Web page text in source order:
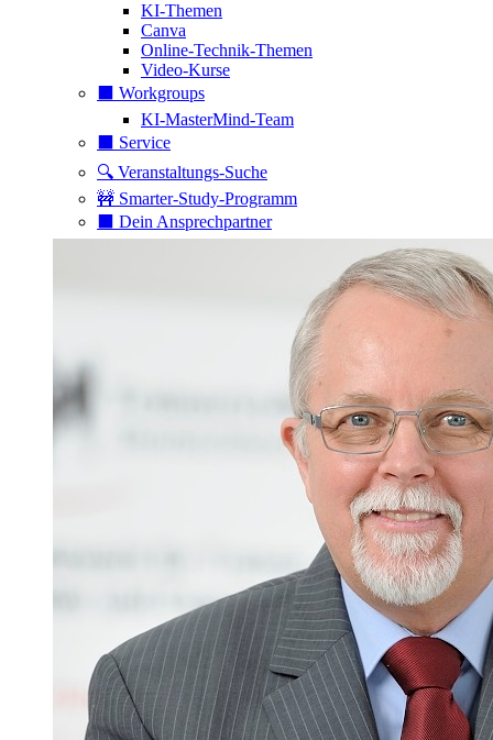
KI-Themen
Canva
Online-Technik-Themen
Video-Kurse
⬛️ Workgroups
KI-MasterMind-Team
⬛️ Service
🔍 Veranstaltungs-Suche
🚧 Smarter-Study-Programm
⬛️ Dein Ansprechpartner